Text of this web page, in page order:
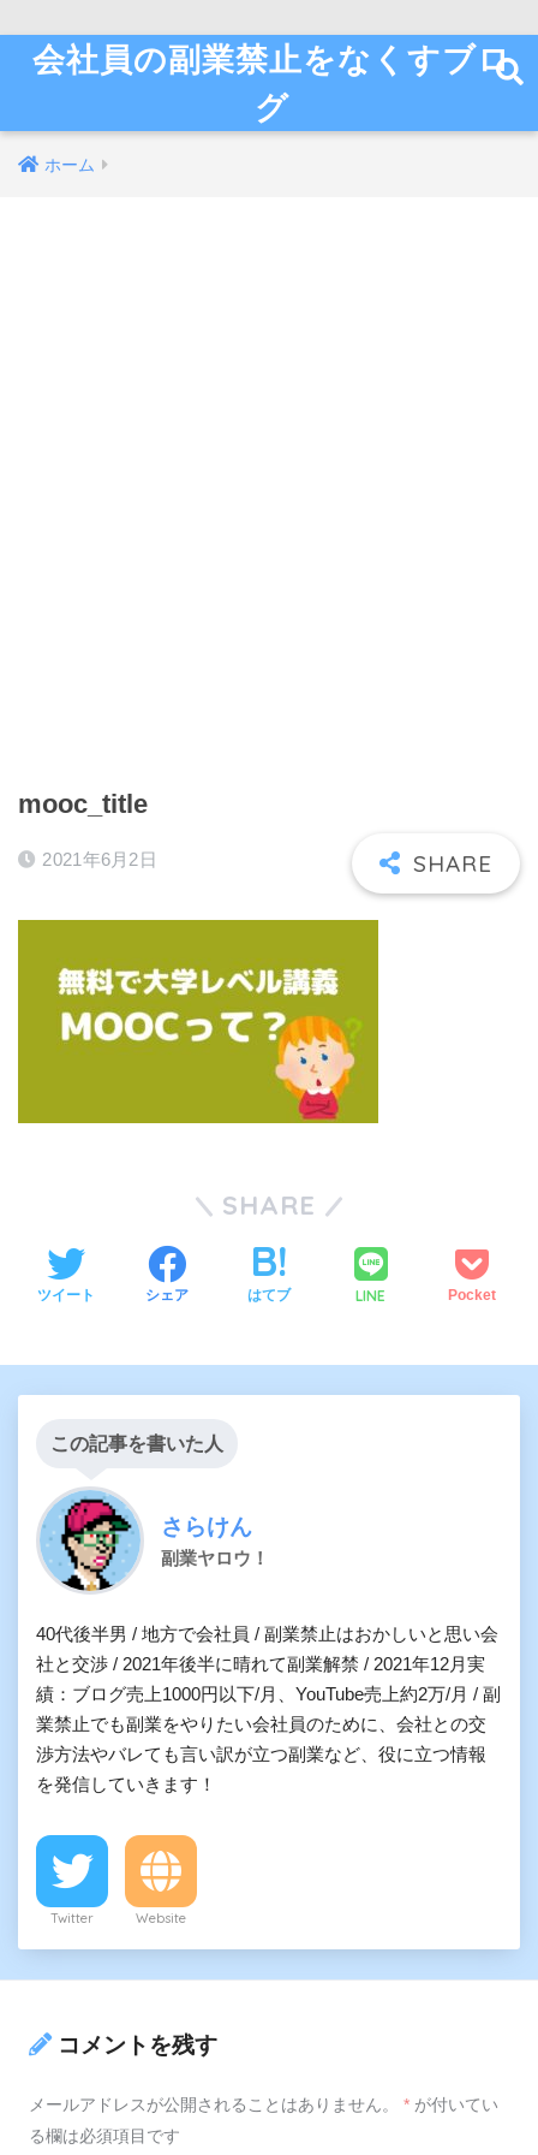
会社員の副業禁止をなくすブロ
グ
ホーム
mooc_title
2021年6月2日
SHARE
ツイート シェア はてブ LINE Pocket
この記事を書いた人
さらけん
副業ヤロウ！
40代後半男 / 地方で会社員 / 副業禁止はおかしいと思い会
社と交渉 / 2021年後半に晴れて副業解禁 / 2021年12月実
績：ブログ売上1000円以下/月、YouTube売上約2万/月 / 副
業禁止でも副業をやりたい会社員のために、会社との交
渉方法やバレても言い訳が立つ副業など、役に立つ情報
を発信していきます！
Twitter Website
コメントを残す
メールアドレスが公開されることはありません。 * が付いてい
る欄は必須項目です